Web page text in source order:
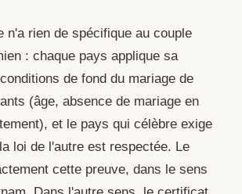
n'a rien de spécifique au couple
: chaque pays applique sa
de fond du mariage de
(âge, absence de mariage en
et le pays qui célèbre exige
loi de l'autre est respectée. Le
cette preuve, dans le sens